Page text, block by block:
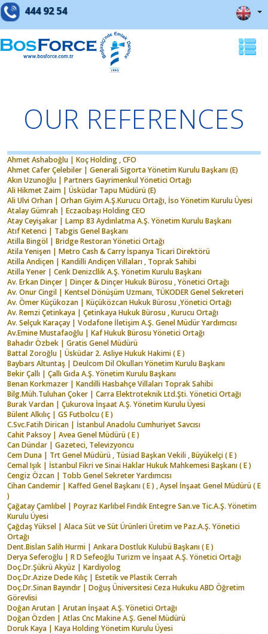
444 92 54
OUR REFERENCES
Ahmet Ashaboğlu | Koç Holding , CFO
Ahmet Cafer Çelebiler | Generali Sigorta Yönetim Kurulu Başkanı (E)
Akın Uzunoğlu | Partners Gayrimenkul Yönetici Ortağı
Ali Hikmet Zaim | Üsküdar Tapu Müdürü (E)
Ali Ulvi Orhan | Orhan Giyim A.Ş.Kurucu Ortağı, İso Yönetim Kurulu Üyesi
Atalay Gümrah | Eczacıbaşı Holding CEO
Atay Ceyişakar | Lamp 83 Aydınlatma A.Ş. Yönetim Kurulu Başkanı
Atıf Ketenci | Tabgis Genel Başkanı
Atilla Bingöl | Bridge Restoran Yönetici Ortağı
Atila Yenişen | Metro Cash & Carry İspanya Ticari Direktörü
Atilla Andiçen | Kandilli Andiçen Villaları , Toprak Sahibi
Atilla Yener | Cenk Denizcllik A.Ş. Yönetim Kurulu Başkanı
Av. Erkan Dinçer | Dinçer & Dinçer Hukuk Bürosu , Yönetici Ortağı
Av. Onur Cingil | Kentsel Dönüşüm Uzmanı, TÜKODER Genel Sekreteri
Av. Ömer Küçükozan | Küçüközcan Hukuk Bürosu ,Yönetici Ortağı
Av. Remzi Çetinkaya | Çetinkaya Hukuk Bürosu , Kurucu Ortağı
Av. Selçuk Karaçay | Vodafone İletişim A.Ş. Genel Müdür Yardımcısı
Av.Emine Mustafaoğlu | Kaf Hukuk Bürosu Yönetici Ortağı
Bahadır Özbek | Gratis Genel Müdürü
Battal Zoroğlu | Üsküdar 2. Asliye Hukuk Hakimi ( E )
Baybars Altuntaş | Deulcom Dil Okulları Yönetim Kurulu Başkanı
Bekir Çallı | Çallı Gıda A.Ş. Yönetim Kurulu Başkanı
Benan Korkmazer | Kandilli Hasbahçe Villaları Toprak Sahibi
Bilg.Müh.Tuluhan Çoker | Carra Elektroteknik Ltd.Şti. Yönetici Ortağı
Burak Vardan | Çukurova İnşaat A.Ş. Yönetim Kurulu Üyesi
Bülent Alkılıç | GS Futbolcu ( E )
C.Svc.Fatih Dirican | İstanbul Anadolu Cumhuriyet Savcısı
Cahit Paksoy | Avea Genel Müdürü ( E )
Can Dündar | Gazeteci, Televizyoncu
Cem Duna | Trt Genel Müdürü , Tüsiad Başkan Vekili , Büyükelçi ( E )
Cemal Işık | İstanbul Fikri ve Sinai Haklar Hukuk Mahkemesi Başkanı ( E )
Cengiz Özcan | Tobb Genel Sekreter Yardımcısı
Cihan Candemir | Kaffed Genel Başkanı ( E ) , Aysel İnşaat Genel Müdürü ( E
)
Çağatay Çamlıbel | Poyraz Karlıbel Fındık Entegre San.ve Tic.A.Ş. Yönetim
Kurulu Üyesi
Çağdaş Yüksel | Alaca Süt ve Süt Ürünleri Üretim ve Paz.A.Ş. Yönetici
Ortağı
Dent.Bislan Salih Hurmi | Ankara Dostluk Kulubü Başkanı ( E )
Derya Seferoğlu | R D Sefeoğlu Turizm ve İnşaat A.Ş. Yönetici Ortağı
Doç.Dr.Şükrü Akyüz | Kardiyolog
Doç.Dr.Azize Dede Kılıç | Estetik ve Plastik Cerrah
Doç.Dr.Sinan Bayındır | Doğuş Üniversitesi Ceza Hukuku ABD Öğretim
Görevlisi
Doğan Arutan | Arutan İnşaat A.Ş. Yönetici Ortağı
Doğan Özden | Atlas Cnc Makine A.Ş. Genel Müdürü
Doruk Kaya | Kaya Holding Yönetim Kurulu Üyesi